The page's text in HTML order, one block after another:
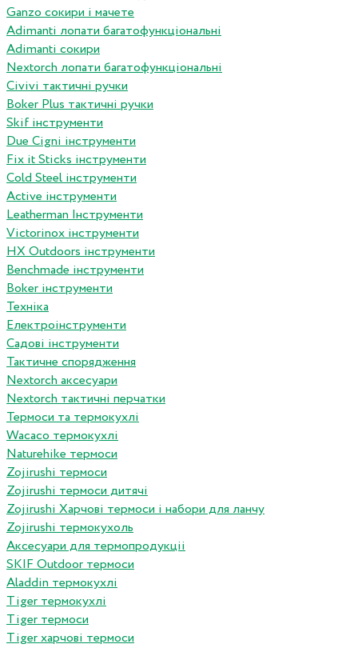
Ganzo сокири і мачете
Adimanti лопати багатофункціональні
Adimanti сокири
Nextorch лопати багатофункціональні
Сivivi тактичні ручки
Boker Plus тактичні ручки
Skif інструменти
Due Cigni інструменти
Fix it Sticks інструменти
Сold Steel інструменти
Active інструменти
Leatherman Інструменти
Victorinox інструменти
HX Outdoors інструменти
Benchmade інструменти
Boker інструменти
Техніка
Електроінструменти
Садові інструменти
Тактичне спорядження
Nextorch аксесуари
Nextorch тактичні перчатки
Термоси та термокухлі
Wacaco термокухлі
Naturehike термоси
Zojirushi термоси
Zojirushi термоси дитячі
Zojirushi Харчові термоси і набори для ланчу
Zojirushi термокухоль
Аксесуари для термопродукціі
SKIF Outdoor термоси
Aladdin термокухлі
Tiger термокухлі
Tiger термоси
Tiger харчові термоси